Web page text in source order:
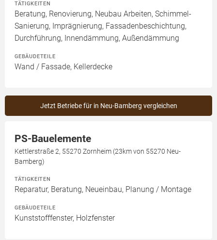
TÄTIGKEITEN
Beratung, Renovierung, Neubau Arbeiten, Schimmel-
Sanierung, Imprägnierung, Fassadenbeschichtung,
Durchführung, Innendämmung, Außendämmung
GEBÄUDETEILE
Wand / Fassade, Kellerdecke
Jetzt Betriebe für in Neu-Bamberg vergleichen
PS-Bauelemente
Kettlerstraße 2, 55270 Zornheim (23km von 55270 Neu-
Bamberg)
TÄTIGKEITEN
Reparatur, Beratung, Neueinbau, Planung / Montage
GEBÄUDETEILE
Kunststofffenster, Holzfenster